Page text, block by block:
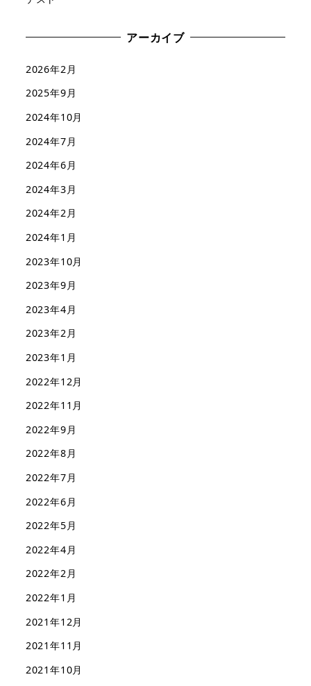
アーカイブ
2026年2月
2025年9月
2024年10月
2024年7月
2024年6月
2024年3月
2024年2月
2024年1月
2023年10月
2023年9月
2023年4月
2023年2月
2023年1月
2022年12月
2022年11月
2022年9月
2022年8月
2022年7月
2022年6月
2022年5月
2022年4月
2022年2月
2022年1月
2021年12月
2021年11月
2021年10月